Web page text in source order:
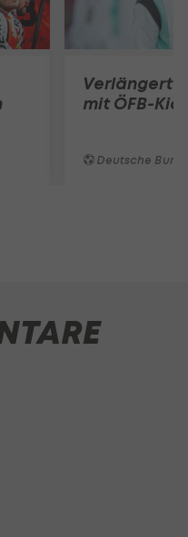
Verlängert
mit ÖFB-
Deutsche